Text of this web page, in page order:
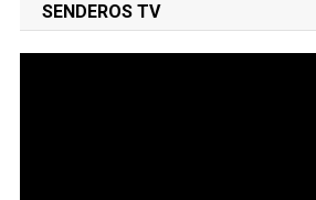
SENDEROS TV